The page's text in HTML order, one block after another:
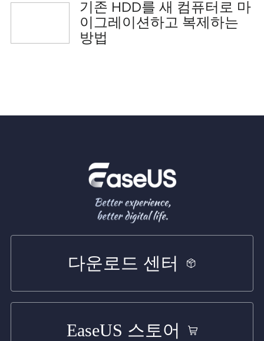
기존 HDD를 새 컴퓨터로 마
이그레이션하고 복제하는
방법
다운로드 센터
EaseUS 스토어